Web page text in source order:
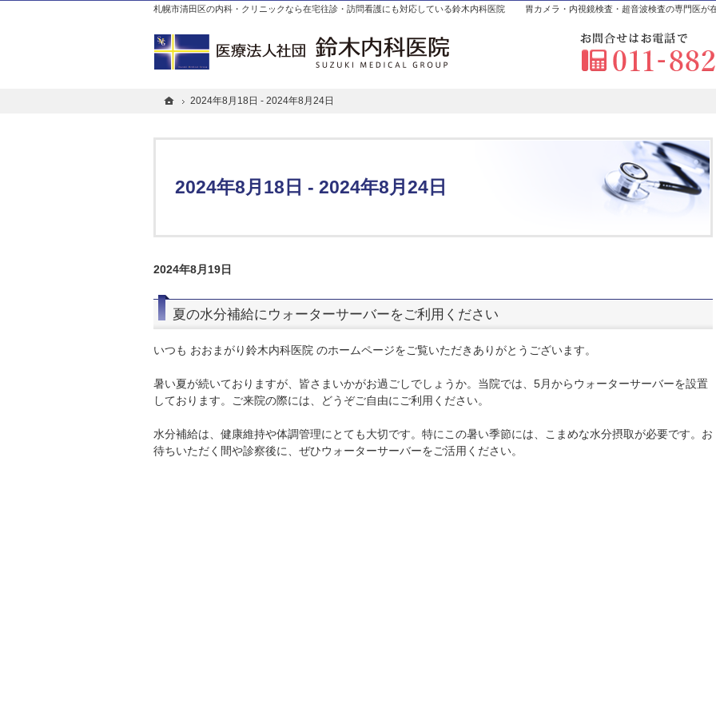
ホーム
2024年8月18日 - 2024年8月24日
2024年8月18日 - 2024年8月24日
胃カメラ・内視鏡検査・超音波検査の専門医が
札幌市清田区の内科・クリニックなら在宅往診・訪問看護にも対応している鈴木内科医院
2024年8月19日
夏の水分補給にウォーターサーバーをご利用ください
いつも おおまがり鈴木内科医院 のホームページをご覧いただきありがとうございます。
暑い夏が続いておりますが、皆さまいかがお過ごしでしょうか。当院では、5月からウォーターサーバーを設置
しております。ご来院の際には、どうぞご自由にご利用ください。
水分補給は、健康維持や体調管理にとても大切です。特にこの暑い季節には、こまめな水分摂取が必要です。お
待ちいただく間や診察後に、ぜひウォーターサーバーをご活用ください。
ホーム
2024年8月18日 - 2024年8月24日